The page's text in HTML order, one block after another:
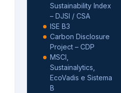
Sustainability Index
– DJSI / CSA
ISE B3
Carbon Disclosure
Project – CDP
MSCI,
Sustainalytics,
EcoVadis e Sistema
B